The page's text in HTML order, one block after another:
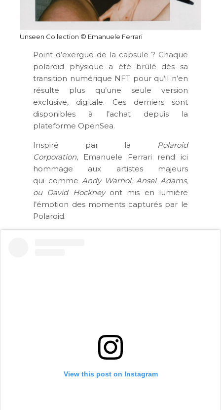
Unseen Collection © Emanuele Ferrari
Point d’exergue de la capsule ? Chaque
polaroid physique a été brûlé dès sa
transition numérique NFT pour qu’il n’en
résulte plus qu’une seule version
exclusive, digitale. Ces derniers sont
disponibles à l’achat depuis la
plateforme OpenSea.
Inspiré par la
Polaroid
Corporation, Emanuele Ferrari rend ici
hommage aux artistes majeurs
qui comme Andy Warhol, Ansel Adams,
ou David Hockneyont mis en lumière
l’émotion des moments capturés par le
Polaroid.
View this post on Instagram